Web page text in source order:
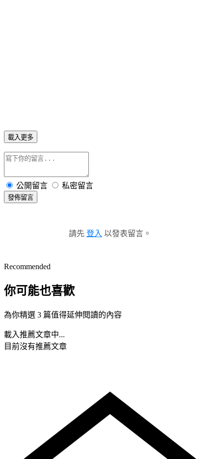
載入更多
公開留言 私密留言
發佈留言
請先 登入 以發表留言。
Recommended
你可能也喜歡
為你精選 3 篇值得延伸閱讀的內容
載入推薦文章中...
目前沒有推薦文章